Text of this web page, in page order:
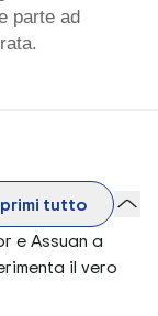
parte ad
tutto
e Assuan a
il vero